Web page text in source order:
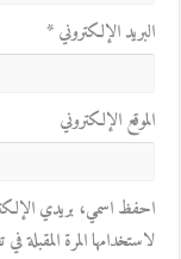
البريد الإلكتروني*
الموقع الإلكتروني
احفظ اسمي، بريدي
لاستخدامها المرة المقبلة في